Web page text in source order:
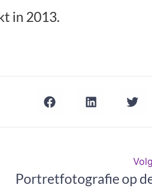
in 2013.
Portretfotografie op